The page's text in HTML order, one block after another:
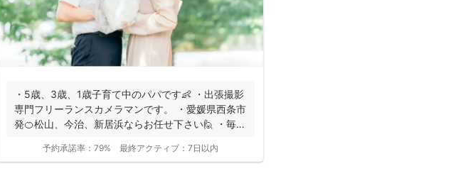
・5歳、3歳、1歳子育て中のパパです👶 ・出張撮影
専門フリーランスカメラマンです。 ・愛媛県西条市
発🍊松山、今治、新居浜ならお任せ下さい🙋 ・毎日
予約承諾率： 79% 最終アクティブ： 7日以内